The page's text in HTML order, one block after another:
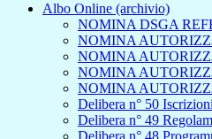
Albo Online (archivio)
NOMINA DSGA
NOMINA
NOMINA
NOMINA
NOMINA
Delibera n° 50
Delibera n° 49